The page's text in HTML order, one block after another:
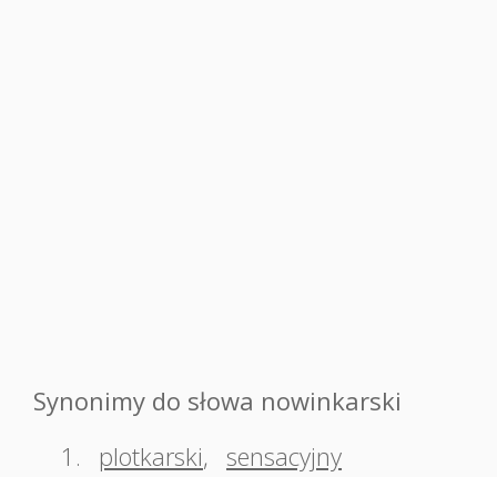
Synonimy do słowa nowinkarski
1.
plotkarski, sensacyjny